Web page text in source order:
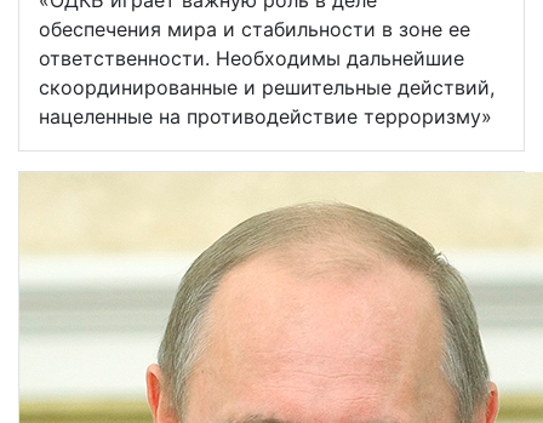
обеспечения мира и стабильности в зоне ее
ответственности. Необходимы дальнейшие
скоординированные и решительные действий,
нацеленные на противодействие терроризму»